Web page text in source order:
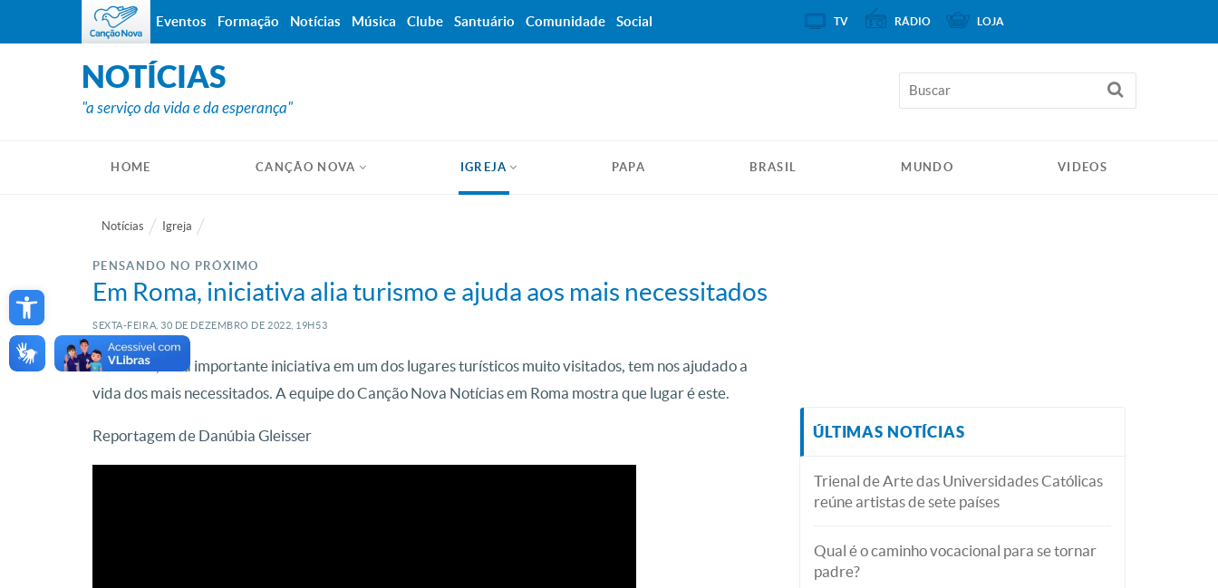
Open toolbar
NOTÍCIAS
"a serviço da vida e da esperança"
HOME CANÇÃO NOVA IGREJA PAPA BRASIL MUNDO VIDEOS
Notícias Igreja
PENSANDO NO PRÓXIMO
Em Roma, iniciativa alia turismo e ajuda aos mais necessitados
SEXTA-FEIRA, 30 DE DEZEMBRO DE 2022, 19H53
Em Roma, uma importante iniciativa em um dos lugares turísticos muito visitados, tem nos ajudado a
vida dos mais necessitados. A equipe do Canção Nova Notícias em Roma mostra que lugar é este.
Reportagem de Danúbia Gleisser ÚLTIMAS NOTÍCIAS
Trienal de Arte das Universidades Católicas
reúne artistas de sete países
Qual é o caminho vocacional para se tornar
padre?
Eventos Formação Notícias Música Clube Santuário Comunidade Social TV RÁDIO LOJA